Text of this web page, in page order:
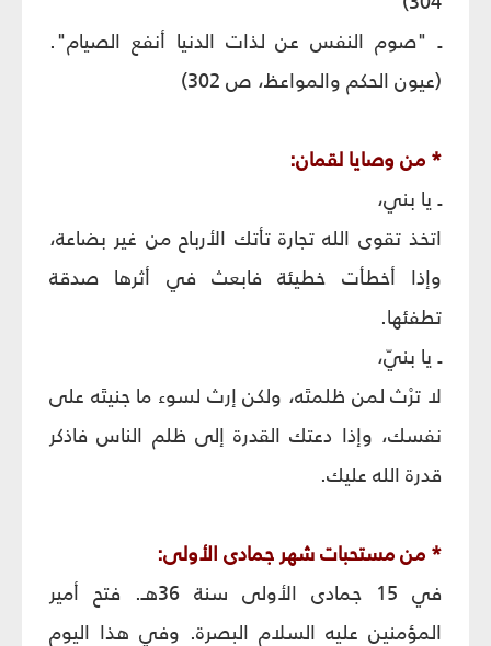
ـ "صوم النفس عن لذات الدنيا أنفع الصيام".
(عيون الحكم والمواعظ، ص 302)
* من وصايا لقمان:
ـ يا بني،
اتخذ تقوى الله تجارة تأتك الأرباح من غير بضاعة،
وإذا أخطأت خطيئة فابعث في أثرها صدقة
تطفئها.
ـ يا بنيّ،
لا ترْث لمن ظلمتَه، ولكن إرث لسوء ما جنيتَه على
نفسك، وإذا دعتك القدرة إلى ظلم الناس فاذكر
قدرة الله عليك.
* من مستحبات شهر جمادى الأولى:
في 15 جمادى الأولى سنة 36هـ. فتح أمير
المؤمنين عليه السلام البصرة. وفي هذا اليوم